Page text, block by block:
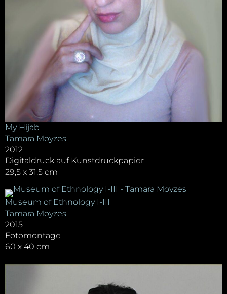
My Hijab
Tamara Moyzes
2012
Digitaldruck auf Kunstdruckpapier
29,5 x 31,5 cm
Museum of Ethnology I-III
Tamara Moyzes
2015
Fotomontage
60 x 40 cm